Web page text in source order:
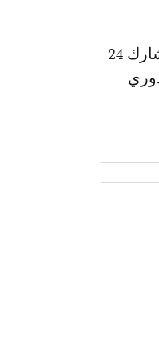
وستقام النسخة الأولى في غشت 2023، وتنتهي في ماي 2024، على أن يشارك 24